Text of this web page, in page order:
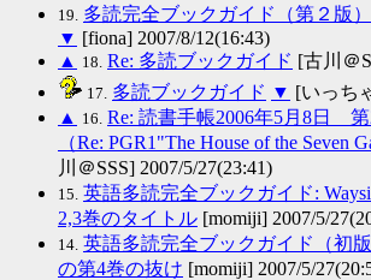
19. 多読完全ブックガイド（第２版
▼ [fiona] 2007/8/12(16:43)
▲ 18. Re: 多読ブックガイド [古川＠
17. 多読ブックガイド ▼ [いっち
▲ 16. Re: 読書手帳2006年5月8日
（Re: PGR1"The House of the Seven
川＠SSS] 2007/5/27(23:41)
15. 英語多読完全ブックガイド:
2,3巻のタイトル [momiji] 2007/5/
14. 英語多読完全ブックガイド（初
の第4巻の抜け [momiji] 2007/5/